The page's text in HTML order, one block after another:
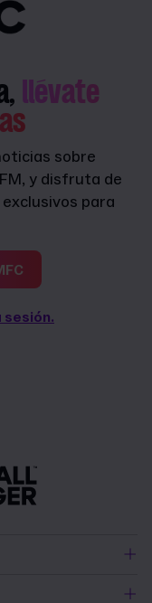
llévate
sobre
y disfruta de
para
sesión.